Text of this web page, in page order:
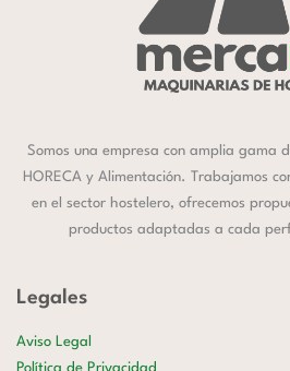
Somos una empresa con amplia gama
HORECA y Alimentación. Trabajamos
en el sector hostelero, ofrecemos
productos adaptadas a cada
Legales
Aviso Legal